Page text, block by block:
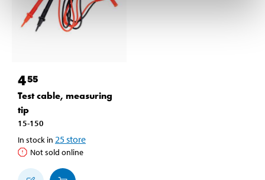
455
Test cable, measuring
tip
15-150
In stock in 25store
Not sold online